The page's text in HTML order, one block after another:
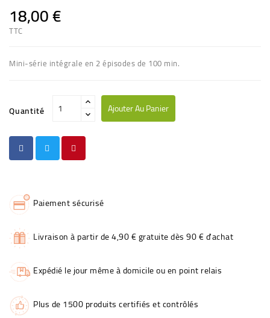
18,00 €
TTC
Mini-série intégrale en 2 épisodes de 100 min.
Quantité Ajouter Au Panier
Paiement sécurisé
Livraison à partir de 4,90 € gratuite dès 90 € d'achat
Expédié le jour même à domicile ou en point relais
Plus de 1500 produits certifiés et contrôlés